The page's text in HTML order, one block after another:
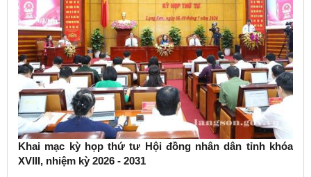
Khai mạc kỳ họp thứ tư Hội đồng nhân dân tỉnh khóa
XVIII, nhiệm kỳ 2026 - 2031